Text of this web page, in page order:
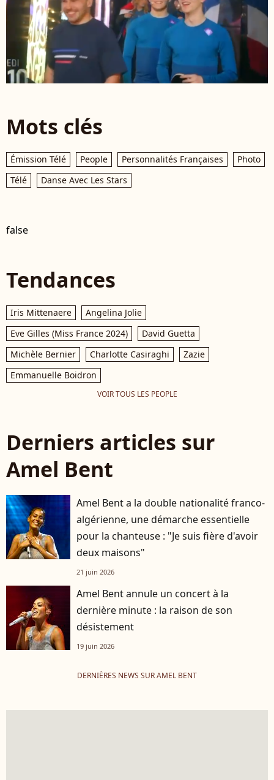
Mots clés
Émission Télé People Personnalités Françaises
Photo
Télé
Danse Avec Les Stars
false
Tendances
Iris Mittenaere
Angelina Jolie
Eve Gilles (Miss France 2024)
David Guetta
Michèle Bernier
Charlotte Casiraghi
Zazie
Emmanuelle Boidron
VOIR TOUS LES PEOPLE
Derniers articles sur
Amel Bent
Amel Bent a la double nationalité franco-
algérienne, une démarche essentielle
pour la chanteuse : "Je suis fière d'avoir
deux maisons"
21 juin 2026
Amel Bent annule un concert à la
dernière minute : la raison de son
désistement
19 juin 2026
DERNIÈRES NEWS SUR AMEL BENT